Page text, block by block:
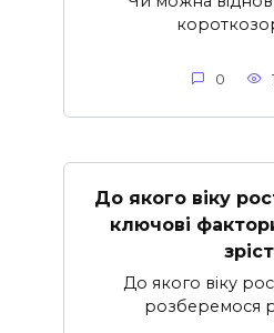
0
До якого віку
ключові
зріст
До якого віку
розберемося